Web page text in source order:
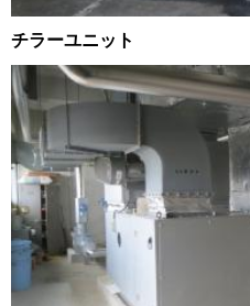
チラーユニット